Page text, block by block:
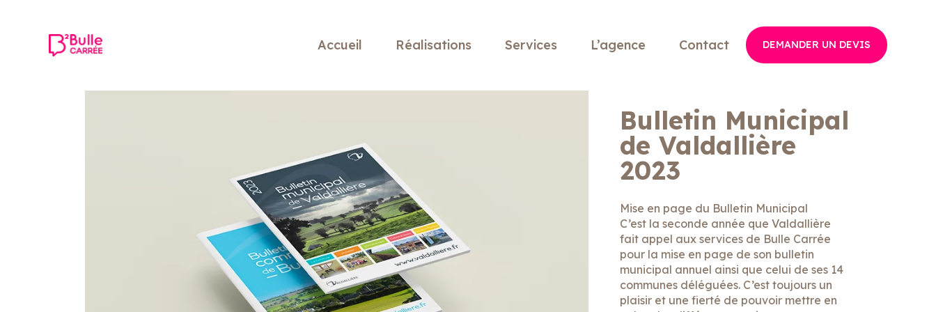
Accueil Réalisations Services L’agence Contact DEMANDER UN DEVIS
Bulletin Municipal
de Valdallière
2023
Mise en page du Bulletin Municipal
C’est la seconde année que Valdallière
fait appel aux services de Bulle Carrée
pour la mise en page de son bulletin
municipal annuel ainsi que celui de ses 14
communes déléguées. C’est toujours un
plaisir et une fierté de pouvoir mettre en